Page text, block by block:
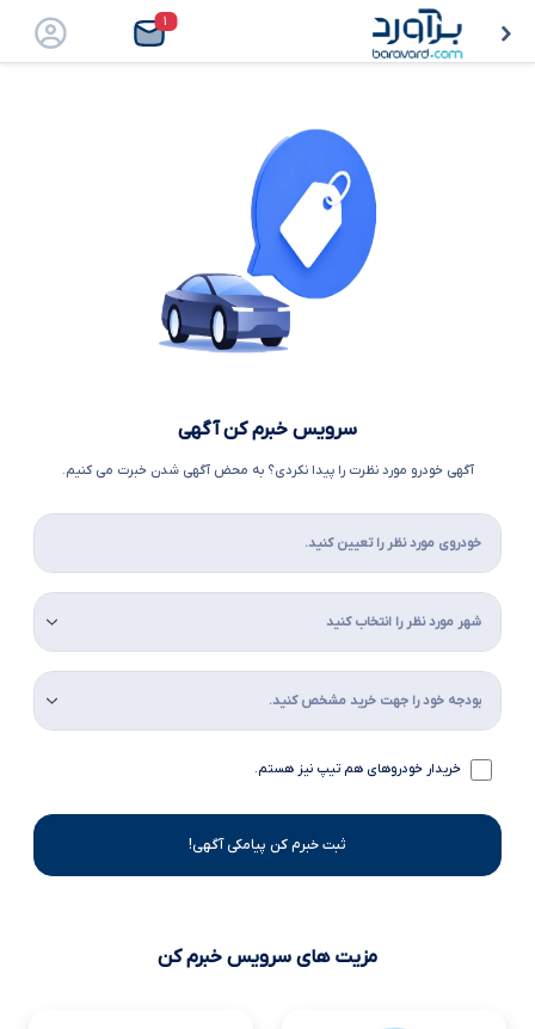
سرویس خبرم کن آگهی
آگهی خودرو مورد نظرت را پیدا نکردی؟ به محض آگهی شدن خبرت می کنیم.
خریدار خودروهای هم تیپ نیز هستم.
ثبت خبرم کن پیامکی آگهی!
مزیت های سرویس خبرم کن